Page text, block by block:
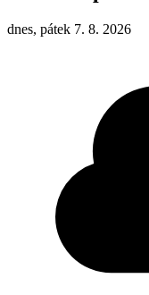
dnes, pátek 7. 8. 2026